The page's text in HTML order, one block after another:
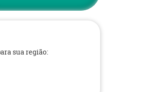
sua região: